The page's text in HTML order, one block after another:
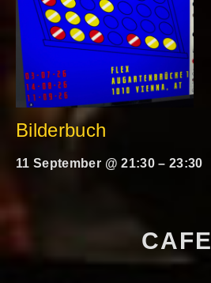
Bilderbuch
11 September @ 21:30 –23:30
CAFE